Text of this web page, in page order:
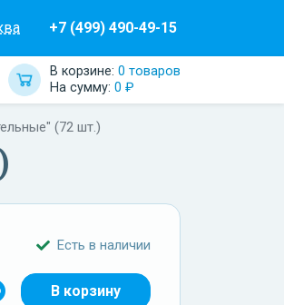
+7 (499) 490-49-15
В корзине: 0 товаров
На сумму: 0 ₽
(72 шт.)
Есть в наличии